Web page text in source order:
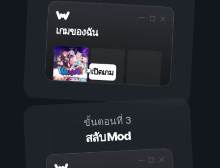
เกมของฉัน
เปิดเกม
ขั้นตอนที่ 3
สลับ Mod